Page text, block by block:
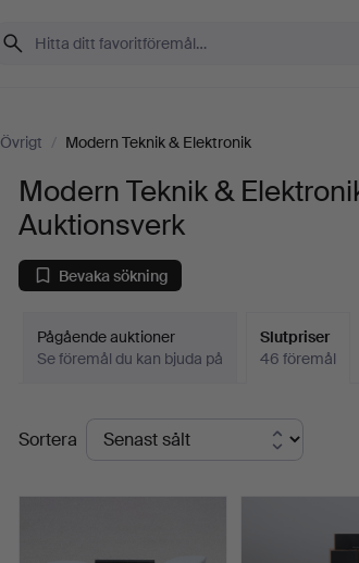
Övrigt / Modern Teknik & Elektronik
Modern Teknik &
Auktionsverk
Bevaka sökning
Pågående auktioner
Se föremål du kan bjuda på
Slutpriser
46 föremål
Slutpriser
Sortera